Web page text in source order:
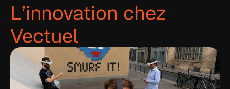
L’innovation chez
Vectuel